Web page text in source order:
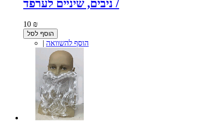
ניבים, שיניים לערפד /
10 ₪
הוסף לסל
| הוסף להשוואה